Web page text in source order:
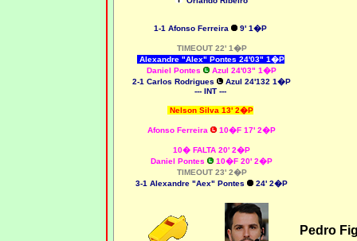
1-1 Afonso Ferreira 9' 1�P
TIMEOUT 22' 1�P
Alexandre "Alex" Pontes 24'03" 1�P
Daniel Pontes
Azul 24'03" 1�P
2-1 Carlos Rodrigues
Azul 24'132 1�P
--- INT ---
Nelson Silva 13' 2�P
Afonso Ferreira 10�F 17' 2�P
10� FALTA 20' 2�P
Daniel Pontes
10�F 20' 2�P
TIMEOUT 23' 2�P
3-1 Alexandre "Aex" Pontes
24' 2�P
Pedro